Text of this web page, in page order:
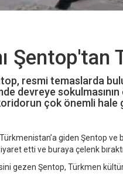
Şentop'tan
resmi temaslarda
devreye
çok önemli hale
giden Şentop
etti ve buraya çelenk bıraktı.
gezen Şentop, Türkmen